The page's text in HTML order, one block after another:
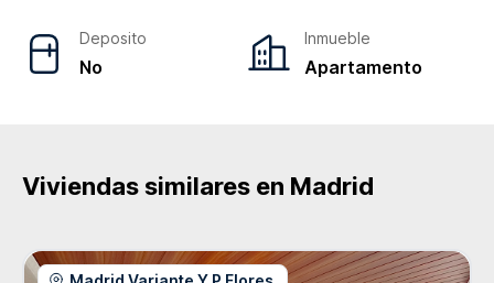
Deposito
No
Inmueble
Apartamento
Viviendas similares en Madrid